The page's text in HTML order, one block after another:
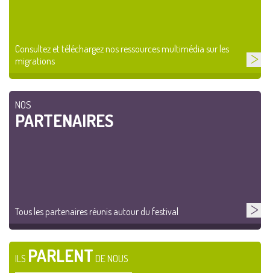
Consultez et téléchargez nos ressources multimédia sur les
migrations
NOS
PARTENAIRES
Tous les partenaires réunis autour du festival
ILS PARLENT DE NOUS